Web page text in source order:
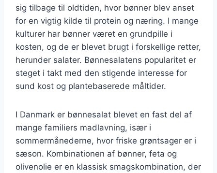
sig tilbage til oldtiden, hvor bønner blev anset
for en vigtig kilde til protein og næring. I mange
kulturer har bønner været en grundpille i
kosten, og de er blevet brugt i forskellige retter,
herunder salater. Bønnesalatens popularitet er
steget i takt med den stigende interesse for
sund kost og plantebaserede måltider.
I Danmark er bønnesalat blevet en fast del af
mange familiers madlavning, især i
sommermånederne, hvor friske grøntsager er i
sæson. Kombinationen af bønner, feta og
olivenolie er en klassisk smagskombination, der